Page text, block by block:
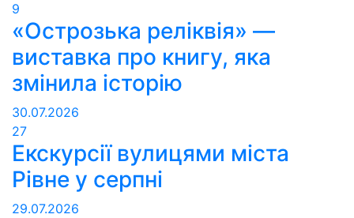
9
«Острозька реліквія» —
виставка про книгу, яка
змінила історію
30.07.2026
27
Екскурсії вулицями міста
Рівне у серпні
29.07.2026